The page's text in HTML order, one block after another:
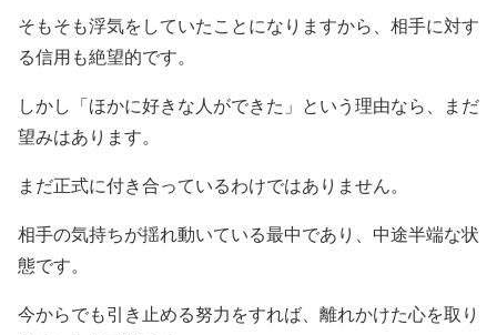
そもそも浮気をしていたことになりますから、相手に対す
る信用も絶望的です。
しかし「ほかに好きな人ができた」という理由なら、まだ
望みはあります。
まだ正式に付き合っているわけではありません。
相手の気持ちが揺れ動いている最中であり、中途半端な状
態です。
今からでも引き止める努力をすれば、離れかけた心を取り